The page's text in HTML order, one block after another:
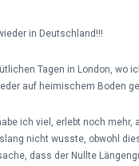
in Deutschland!!!
Tagen in London, wo
auf heimischem Boden
ich viel, erlebt noch mehr,
nicht wusste, obwohl
dass der Nullte